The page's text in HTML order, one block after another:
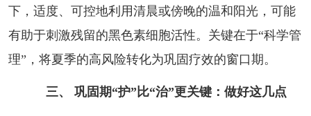
下，适度、可控地利用清晨或傍晚的温和阳光，可能
有助于刺激残留的黑色素细胞活性。关键在于“科学管
理”，将夏季的高风险转化为巩固疗效的窗口期。
三、 巩固期“护”比“治”更关键：做好这几点